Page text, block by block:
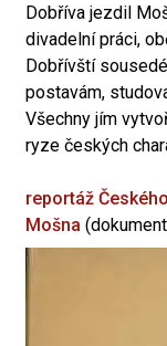
Dobříva jezdil
divadelní práci,
Dobřívští
postavám,
Všechny jím
ryze českých
reportáž
Mošna